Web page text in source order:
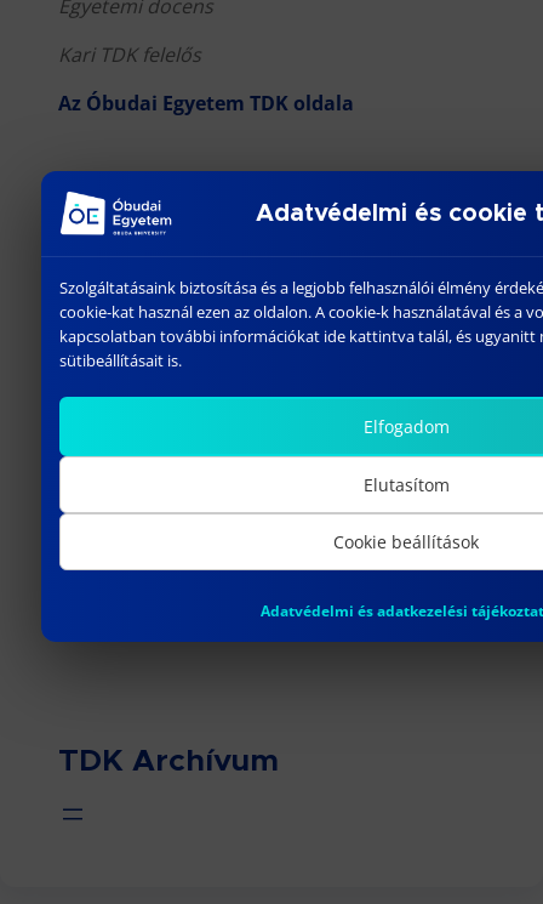
Egyetemi docens
Kari TDK felelős
Az Óbudai Egyetem TDK oldala
A 63. Tudományos Diákköri
Konferenciát a B+N
Magyarország Kft., a LIWO
Group tagja támogatja.
TDK Archívum
Adatvédelmi és cookie
Szolgáltatásaink biztosítása és a legjobb felhasználói élmény
cookie-kat használ ezen az oldalon. A cookie-k használatával és a
kapcsolatban további információkat ide kattintva talál, és ugyanitt
sütibeállításait is.
Elfogadom
Elutasítom
Cookie beállítások
Adatvédelmi és adatkezelési